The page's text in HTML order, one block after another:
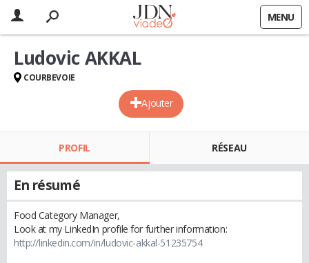
MENU
Ajouter
Ludovic AKKAL
COURBEVOIE
PROFIL RÉSEAU
En résumé
Food Category Manager,
Look at my LinkedIn profile for further information:
http://linkedin.com/in/ludovic-akkal-51235754